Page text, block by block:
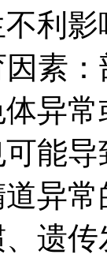
利影
：
异
能
常
遗